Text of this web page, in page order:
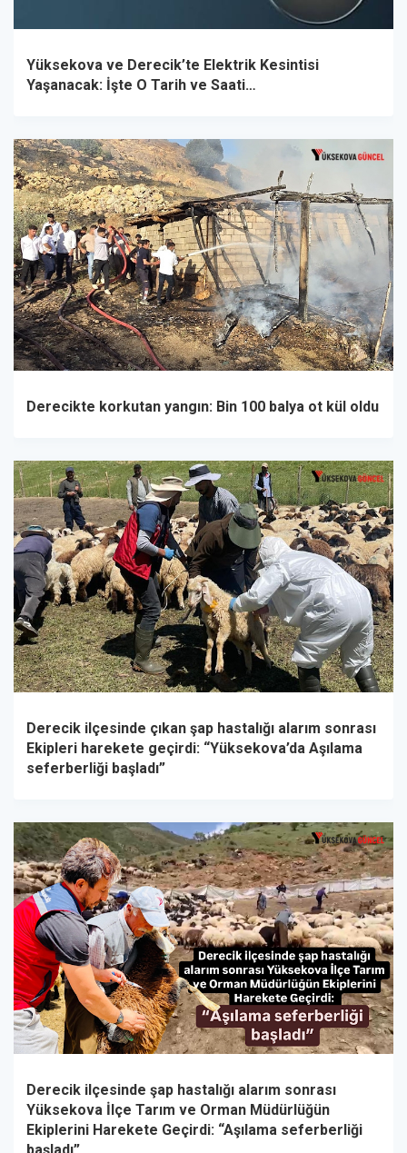
Yüksekova ve Derecik’te Elektrik Kesintisi
Yaşanacak: İşte O Tarih ve Saati…
Derecikte korkutan yangın: Bin 100 balya ot kül oldu
Derecik ilçesinde çıkan şap hastalığı alarım sonrası
Ekipleri harekete geçirdi: “Yüksekova’da Aşılama
seferberliği başladı”
Derecik ilçesinde şap hastalığı alarım sonrası
Yüksekova İlçe Tarım ve Orman Müdürlüğün
Ekiplerini Harekete Geçirdi: “Aşılama seferberliği